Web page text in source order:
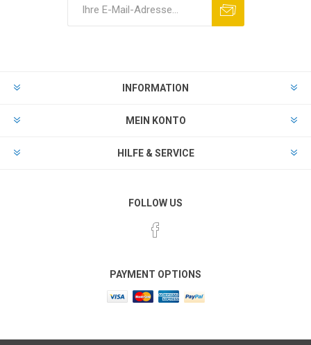
INFORMATION
MEIN KONTO
HILFE & SERVICE
FOLLOW US
PAYMENT OPTIONS